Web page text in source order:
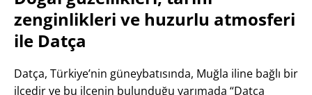
zenginlikleri ve huzurlu atmosferi
ile Datça
Datça, Türkiye’nin güneybatısında, Muğla iline bağlı bir
ilçedir ve bu ilçenin bulunduğu yarımada “Datça